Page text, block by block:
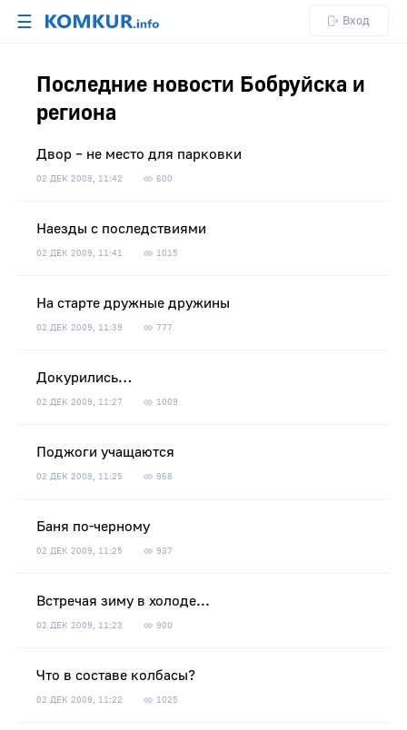
☰ Вход
Последние новости Бобруйска и
региона
Двор – не место для парковки
02 ДЕК 2009, 11:42 600
Наезды с последствиями
02 ДЕК 2009, 11:41 1015
На старте дружные дружины
02 ДЕК 2009, 11:39 777
Докурились…
02 ДЕК 2009, 11:27 1009
Поджоги учащаются
02 ДЕК 2009, 11:25 968
Баня по-черному
02 ДЕК 2009, 11:25 937
Встречая зиму в холоде...
02 ДЕК 2009, 11:23 900
Что в составе колбасы?
02 ДЕК 2009, 11:22 1025